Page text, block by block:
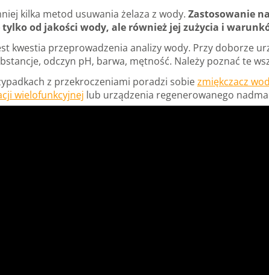
kilka metod usuwania żelaza z wody. Zastosowanie
od jakości wody, ale również jej zużycia i
kwestia przeprowadzenia analizy wody. Przy doborze
odczyn pH, barwa, mętność. Należy poznać te
z przekroczeniami poradzi sobiezmiękczacz
wielofunkcyjnej lub urządzenia regenerowanego